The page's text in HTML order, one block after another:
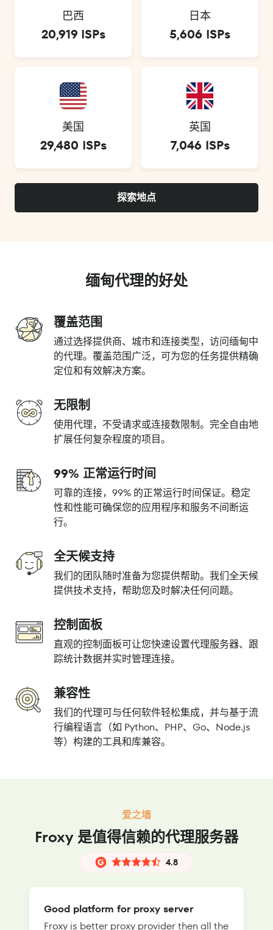
巴西
20,919 ISPs
日本
5,606 ISPs
美国
29,480 ISPs
英国
7,046 ISPs
探索地点
缅甸代理的好处
覆盖范围
通过选择提供商、城市和连接类型，访问缅甸中
的代理。覆盖范围广泛，可为您的任务提供精确
定位和有效解决方案。
无限制
使用代理，不受请求或连接数限制。完全自由地
扩展任何复杂程度的项目。
99% 正常运行时间
可靠的连接，99% 的正常运行时间保证。稳定
性和性能可确保您的应用程序和服务不间断运
行。
全天候支持
我们的团队随时准备为您提供帮助。我们全天候
提供技术支持，帮助您及时解决任何问题。
控制面板
直观的控制面板可让您快速设置代理服务器、跟
踪统计数据并实时管理连接。
兼容性
我们的代理可与任何软件轻松集成，并与基于流
行编程语言（如 Python、PHP、Go、Node.js
等）构建的工具和库兼容。
爱之墙
Froxy 是值得信赖的代理服务器
4.8
Good platform for proxy server
Froxy is better proxy provider then all the